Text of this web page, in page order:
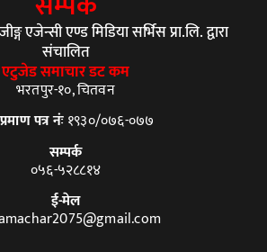
एजेन्सी एण्ड मिडिया सर्भिस प्रा.लि. द्वारा
संचालित
एटुजेड समाचार डट कम
भरतपुर-१०, चितवन
पत्र नंः१९३०/०७६-०७७
सम्पर्क
०५६-५२८८१४
ई-मेल